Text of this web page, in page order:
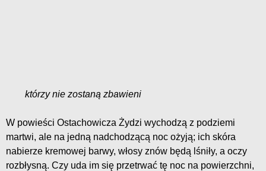
którzy nie zostaną zbawieni
W powieści Ostachowicza Żydzi wychodzą z podziemi
martwi, ale na jedną nadchodzącą noc ożyją; ich skóra
nabierze kremowej barwy, włosy znów będą lśniły, a oczy
rozbłysną. Czy uda im się przetrwać tę noc na powierzchni,